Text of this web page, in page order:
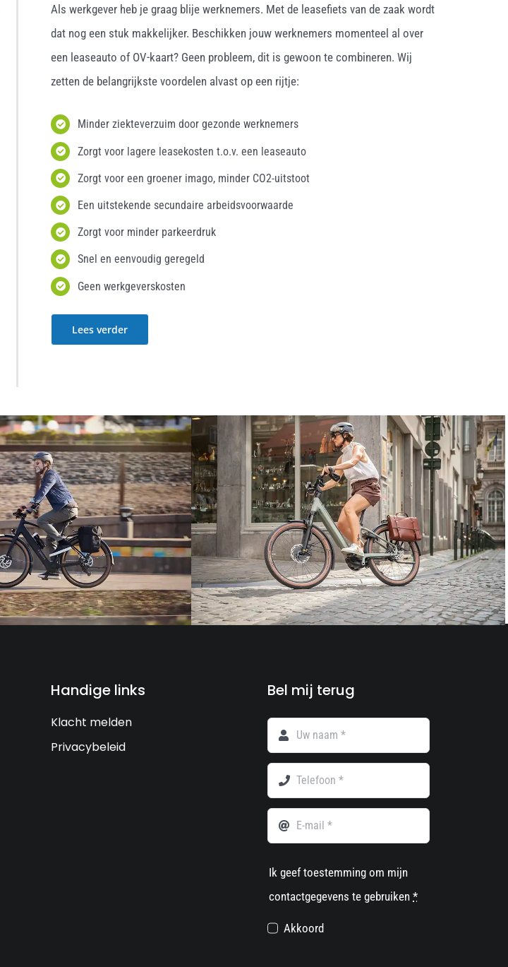
Als werkgever heb je graag blije werknemers. Met de leasefiets van de zaak wordt
dat nog een stuk makkelijker. Beschikken jouw werknemers momenteel al over
een leaseauto of OV-kaart? Geen probleem, dit is gewoon te combineren. Wij
zetten de belangrijkste voordelen alvast op een rijtje:
Minder ziekteverzuim door gezonde werknemers
Zorgt voor lagere leasekosten t.o.v. een leaseauto
Zorgt voor een groener imago, minder CO2-uitstoot
Een uitstekende secundaire arbeidsvoorwaarde
Zorgt voor minder parkeerdruk
Snel en eenvoudig geregeld
Geen werkgeverskosten
Lees verder
Handige links
Klacht melden
Privacybeleid
Bel mij terug
Ik geef toestemming om mijn
contactgegevens te gebruiken*
Akkoord